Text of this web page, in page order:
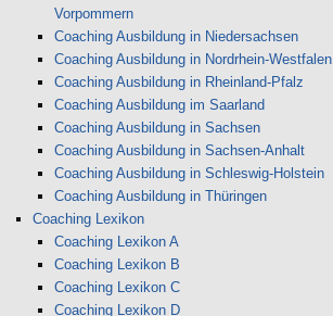
Vorpommern
Coaching Ausbildung in Niedersachsen
Coaching Ausbildung in Nordrhein-Westfalen
Coaching Ausbildung in Rheinland-Pfalz
Coaching Ausbildung im Saarland
Coaching Ausbildung in Sachsen
Coaching Ausbildung in Sachsen-Anhalt
Coaching Ausbildung in Schleswig-Holstein
Coaching Ausbildung in Thüringen
Coaching Lexikon
Coaching Lexikon A
Coaching Lexikon B
Coaching Lexikon C
Coaching Lexikon D